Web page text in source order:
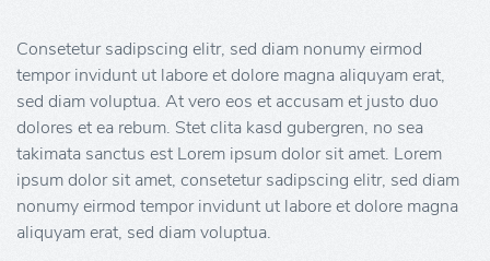
Consetetur sadipscing elitr, sed diam nonumy eirmod
tempor invidunt ut labore et dolore magna aliquyam erat,
sed diam voluptua. At vero eos et accusam et justo duo
dolores et ea rebum. Stet clita kasd gubergren, no sea
takimata sanctus est Lorem ipsum dolor sit amet. Lorem
ipsum dolor sit amet, consetetur sadipscing elitr, sed diam
nonumy eirmod tempor invidunt ut labore et dolore magna
aliquyam erat, sed diam voluptua.